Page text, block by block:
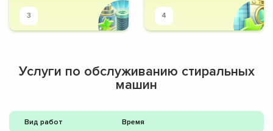
3 4
Услуги по обслуживанию стиральных
машин
Вид работ Время